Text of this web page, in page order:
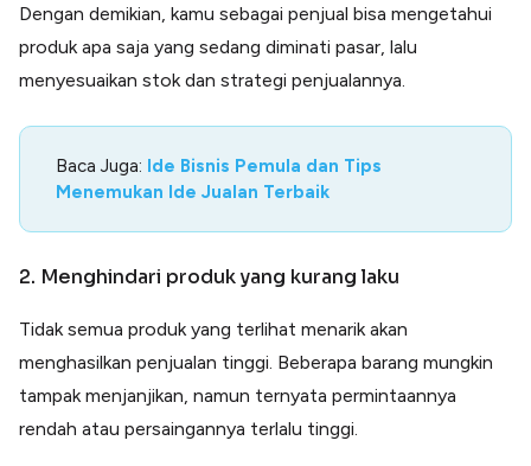
Dengan demikian, kamu sebagai penjual bisa mengetahui
produk apa saja yang sedang diminati pasar, lalu
menyesuaikan stok dan strategi penjualannya.
Baca Juga: Ide Bisnis Pemula dan Tips
Menemukan Ide Jualan Terbaik
2. Menghindari produk yang kurang laku
Tidak semua produk yang terlihat menarik akan
menghasilkan penjualan tinggi. Beberapa barang mungkin
tampak menjanjikan, namun ternyata permintaannya
rendah atau persaingannya terlalu tinggi.